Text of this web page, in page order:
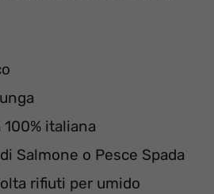
italiana
Salmone o Pesce Spada
rifiuti per umido